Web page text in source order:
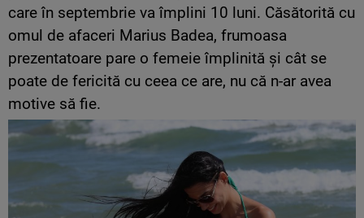
care în septembrie va împlini 10 luni. Căsătorită cu
omul de afaceri Marius Badea, frumoasa
prezentatoare pare o femeie împlinită și cât se
poate de fericită cu ceea ce are, nu că n-ar avea
motive să fie.